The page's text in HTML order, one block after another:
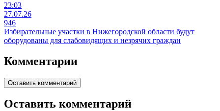
23:03
27.07.26
946
Избирательные участки в Нижегородской области будут
оборудованы для слабовидящих и незрячих граждан
Комментарии
Оставить комментарий
Оставить комментарий